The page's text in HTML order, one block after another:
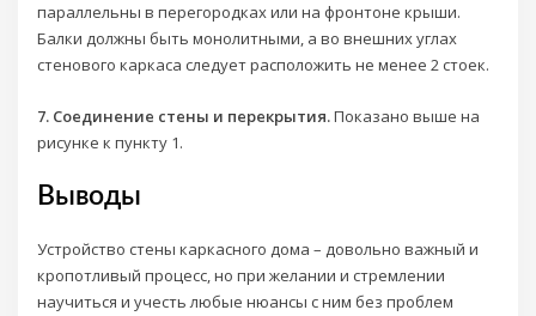
параллельны в перегородках или на фронтоне крыши.
Балки должны быть монолитными, а во внешних углах
стенового каркаса следует расположить не менее 2 стоек.
7. Соединение стены и перекрытия.Показано выше на
рисунке к пункту 1.
Выводы
Устройство стены каркасного дома – довольно важный и
кропотливый процесс, но при желании и стремлении
научиться и учесть любые нюансы с ним без проблем